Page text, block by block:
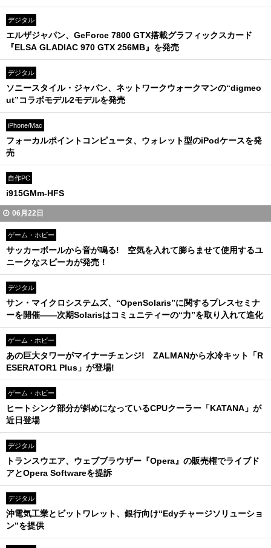
デジタル
エルザジャパン、GeForce 7800 GTX搭載グラフィックスカード
『ELSA GLADIAC 970 GTX 256MB』を発売
デジタル
ソニースタイル・ジャパン、ネットワークウォークマンの“digmeo
ut”コラボモデル2モデルを発売
iPhone/Mac
フォーカルポイントコンピュータ、ウォレット型のiPodケースを発
売
自作PC
i915GMm-HFS
06月22日
ゲーム・ホビー
サッカーボールから音が鳴る! 空気を入れて膨らませて使用するユ
ニークなスピーカが発売！
デジタル
サン・マイクロシステムズ、“OpenSolaris”に関するプレスセミナ
ーを開催――次期Solarisはコミュニティーの“力”を取り入れて進化
ゲーム・ホビー
あの巨大タワーがマイナーチェンジ! ZALMANから水冷キット「R
ESERATOR1 Plus」が登場!
ゲーム・ホビー
ヒートシンク部分が斜めになっているCPUクーラー「KATANA」が
近日登場
デジタル
トランスウエア、ウェブブラウザー『Opera』の販売権でライブド
アとOpera Softwareを提訴
デジタル
沖電気工業とビットワレット、銀行向け“Edyチャージソリューショ
ン”を提供